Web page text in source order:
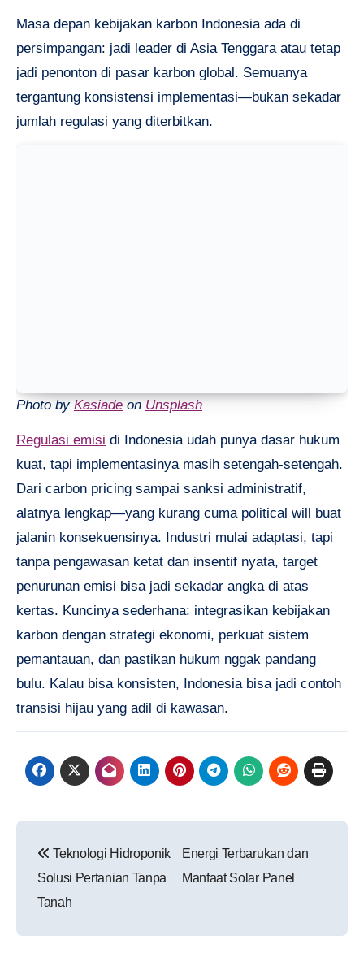
Masa depan kebijakan karbon Indonesia ada di
persimpangan: jadi leader di Asia Tenggara atau tetap
jadi penonton di pasar karbon global. Semuanya
tergantung konsistensi implementasi—bukan sekadar
jumlah regulasi yang diterbitkan.
Photo by Kasiade on Unsplash
Regulasi emisi di Indonesia udah punya dasar hukum
kuat, tapi implementasinya masih setengah-setengah.
Dari carbon pricing sampai sanksi administratif,
alatnya lengkap—yang kurang cuma political will buat
jalanin konsekuensinya. Industri mulai adaptasi, tapi
tanpa pengawasan ketat dan insentif nyata, target
penurunan emisi bisa jadi sekadar angka di atas
kertas. Kuncinya sederhana: integrasikan kebijakan
karbon dengan strategi ekonomi, perkuat sistem
pemantauan, dan pastikan hukum nggak pandang
bulu. Kalau bisa konsisten, Indonesia bisa jadi contoh
transisi hijau yang adil di kawasan.
pos
Teknologi Hidroponik
Solusi Pertanian Tanpa
Tanah
Energi Terbarukan dan
Manfaat Solar Panel